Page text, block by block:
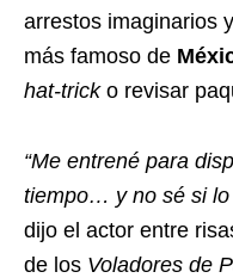
arrestos imaginarios
más famoso de
hat-tricko revisar
“Me entrené para
tiempo… y no sé si lo
dijo el actor entre
de los Voladores de